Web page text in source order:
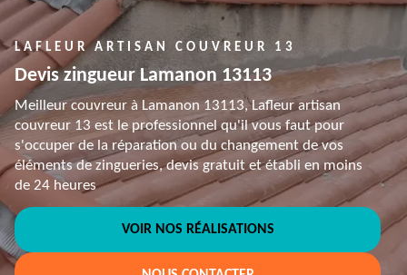
LAFLEUR ARTISAN COUVREUR 13
Devis zingueur Lamanon 13113
Meilleur couvreur à Lamanon 13113, Lafleur artisan
couvreur 13 est le professionnel qu'il vous faut pour
s'occuper de la réparation ou du changement de vos
éléments de zingueries, devis gratuit et établi en moins
de 24 heures
VOIR NOS RÉALISATIONS